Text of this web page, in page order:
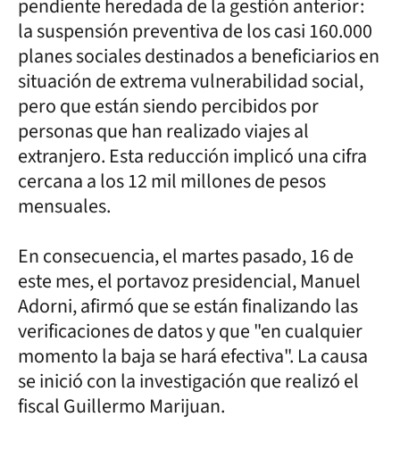
pendiente heredada de la gestión anterior:
la suspensión preventiva de los casi 160.000
planes sociales destinados a beneficiarios en
situación de extrema vulnerabilidad social,
pero que están siendo percibidos por
personas que han realizado viajes al
extranjero. Esta reducción implicó una cifra
cercana a los 12 mil millones de pesos
mensuales.
En consecuencia, el martes pasado, 16 de
este mes, el portavoz presidencial, Manuel
Adorni, afirmó que se están finalizando las
verificaciones de datos y que "en cualquier
momento la baja se hará efectiva". La causa
se inició con la investigación que realizó el
fiscal Guillermo Marijuan.